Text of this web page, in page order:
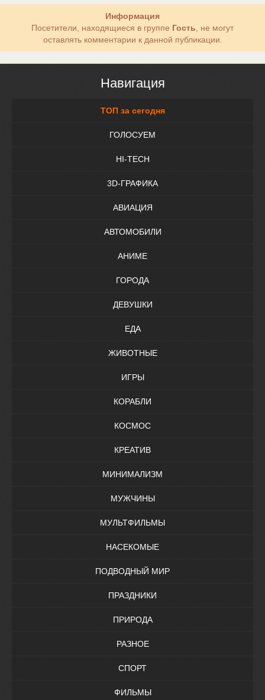
Информация
Посетители, находящиеся в группе Гость , не могут
оставлять комментарии к данной публикации.
Навигация
ТОП за сегодня
ГОЛОСУЕМ
HI-TECH
3D-ГРАФИКА
АВИАЦИЯ
АВТОМОБИЛИ
АНИМЕ
ГОРОДА
ДЕВУШКИ
ЕДА
ЖИВОТНЫЕ
ИГРЫ
КОРАБЛИ
КОСМОС
КРЕАТИВ
МИНИМАЛИЗМ
МУЖЧИНЫ
МУЛЬТФИЛЬМЫ
НАСЕКОМЫЕ
ПОДВОДНЫЙ МИР
ПРАЗДНИКИ
ПРИРОДА
РАЗНОЕ
СПОРТ
ФИЛЬМЫ